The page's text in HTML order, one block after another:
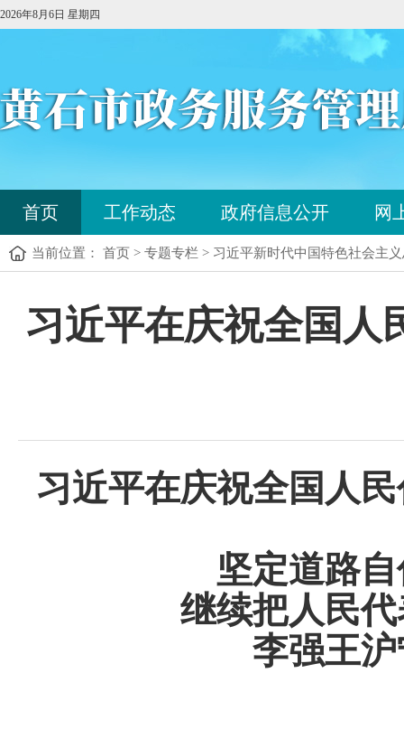
2026年8月6日 星期四
首页 工作动态 政府信息公开 网
当前位置： 首页 > 专题专栏 > 习近平新时代中国特色社会主
习近平在庆祝全国人
习近平在庆祝全国人
坚定道路
继续把人民
李强王